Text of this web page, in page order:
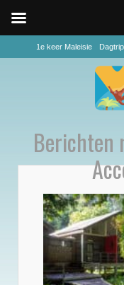
1e keer Maleisie
Berichten